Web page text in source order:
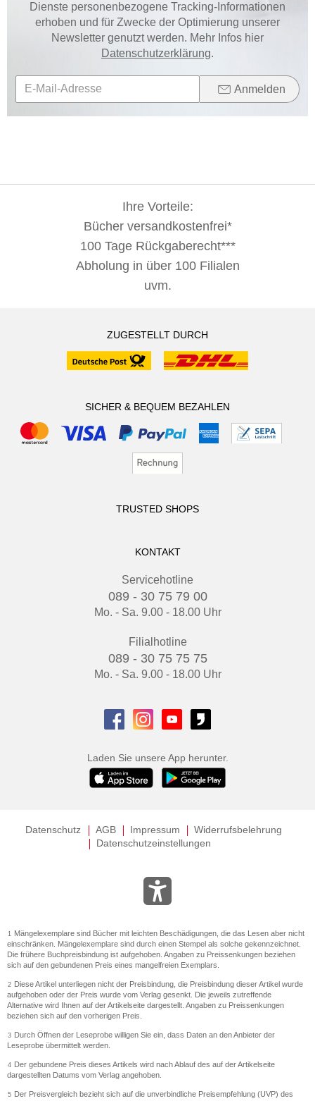
Dienste personenbezogene Tracking-Informationen
erhoben und für Zwecke der Optimierung unserer
Newsletter genutzt werden. Mehr Infos hier
Datenschutzerklärung.
Anmelden
Ihre Vorteile:
Bücher versandkostenfrei*
100 Tage Rückgaberecht***
Abholung in über 100 Filialen
uvm.
ZUGESTELLT DURCH
SICHER & BEQUEM BEZAHLEN
TRUSTED SHOPS
KONTAKT
Servicehotline
089 - 30 75 79 00
Mo. - Sa. 9.00 - 18.00 Uhr
Filialhotline
089 - 30 75 75 75
Mo. - Sa. 9.00 - 18.00 Uhr
Laden Sie unsere App herunter.
Datenschutz AGB Impressum
Widerrufsbelehrung
Datenschutzeinstellungen
1
Mängelexemplare sind Bücher mit leichten Beschädigungen, die das Lesen aber nicht
einschränken. Mängelexemplare sind durch einen Stempel als solche gekennzeichnet.
Die frühere Buchpreisbindung ist aufgehoben. Angaben zu Preissenkungen beziehen
sich auf den gebundenen Preis eines mangelfreien Exemplars.
2 Diese Artikel unterliegen nicht der Preisbindung, die Preisbindung dieser Artikel wurde
aufgehoben oder der Preis wurde vom Verlag gesenkt. Die jeweils zutreffende
Alternative wird Ihnen auf der Artikelseite dargestellt. Angaben zu Preissenkungen
beziehen sich auf den vorherigen Preis.
3 Durch Öffnen der Leseprobe willigen Sie ein, dass Daten an den Anbieter der
Leseprobe übermittelt werden.
4 Der gebundene Preis dieses Artikels wird nach Ablauf des auf der Artikelseite
dargestellten Datums vom Verlag angehoben.
5 Der Preisvergleich bezieht sich auf die unverbindliche Preisempfehlung (UVP) des